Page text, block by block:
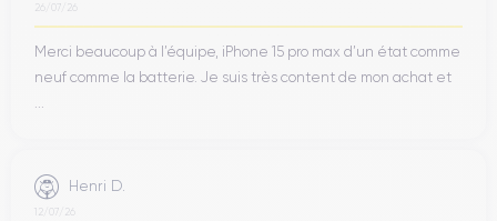
26/07/26
Merci beaucoup à l’équipe, iPhone 15 pro max d’un état comme
neuf comme la batterie. Je suis très content de mon achat et
Henri D.
12/07/26